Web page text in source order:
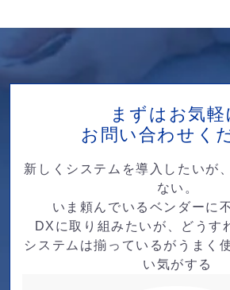
まずはお気軽
お問い合わせく
新しくシステムを導入したいが
ない。
いま頼んでいるベンダーに
DXに取り組みたいが、どうす
システムは揃っているがうまく
い気がする